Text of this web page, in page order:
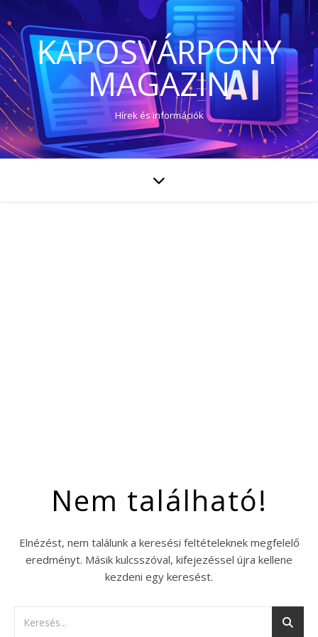
KAPOSVÁRPONY
MAGAZIN
Hírek és információk
Nem található!
Elnézést, nem találunk a keresési feltételeknek megfelelő
eredményt. Másik kulcsszóval, kifejezéssel újra kellene
kezdeni egy keresést.